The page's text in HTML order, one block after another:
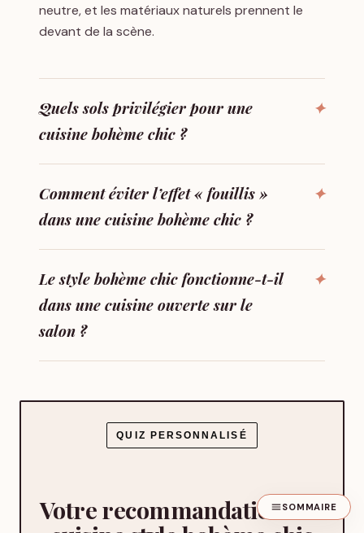
neutre, et les matériaux naturels prennent le
devant de la scène.
Quels sols privilégier pour une
cuisine bohème chic ?
Comment éviter l’effet « fouillis »
dans une cuisine bohème chic ?
Le style bohème chic fonctionne-t-il
dans une cuisine ouverte sur le
salon ?
QUIZ PERSONNALISÉ
Votre recommandation sur
SOMMAIRE